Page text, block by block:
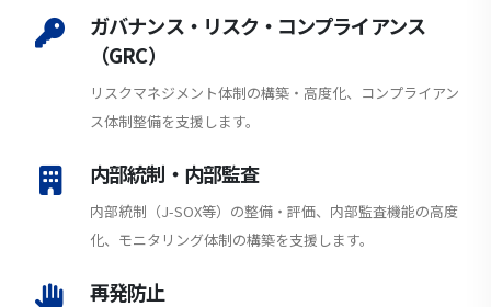
ガバナンス・リスク・コンプライアンス
（GRC）
リスクマネジメント体制の構築・高度化、コンプライアン
ス体制整備を支援します。
内部統制・内部監査
内部統制（J-SOX等）の整備・評価、内部監査機能の高度
化、モニタリング体制の構築を支援します。
再発防止